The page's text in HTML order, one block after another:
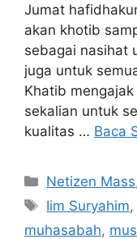
Jumat
akan khotib
sebagai nasihat
juga untuk
Khatib
sekalian untuk
kualitas … Baca
Kategori
Netizen Mass
Tag
Iim Suryahim,
muhasabah,